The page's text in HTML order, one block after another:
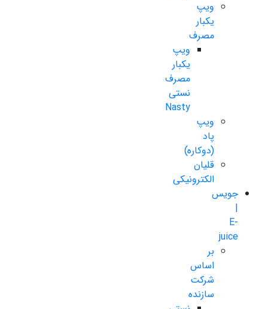
ویپ
یکبار
مصرف
ویپ
یکبار
مصرف
نستی
Nasty
ویپ
پاد
(دوکاره)
قلیان
الکترونیکی
جویس
|
E-
juice
بر
اساس
شرکت
سازنده